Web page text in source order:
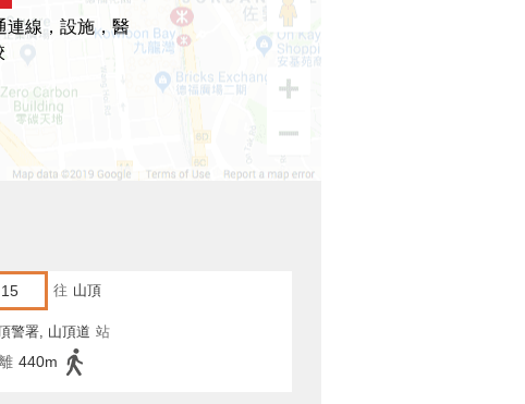
連線，設施，醫
15 往 山頂
警署, 山頂道 站
440m